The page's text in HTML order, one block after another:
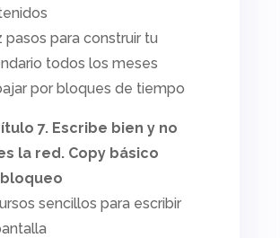
pasos para construir tu
todos los meses
por bloques de tiempo
7. Escribe bien y no
la red. Copy básico
sencillos para escribir